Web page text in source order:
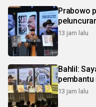
Prabowo
13 jam lalu
Bahlil:
13 jam lalu